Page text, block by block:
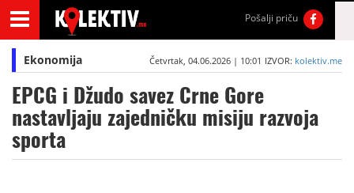
Pošalji priču
Ekonomija Četvrtak, 04.06.2026 | 10:01 IZVOR: kolektiv.me
EPCG i Džudo savez Crne Gore
nastavljaju zajedničku misiju razvoja
sporta